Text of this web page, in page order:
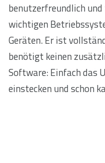
benutzerfreundlich
wichtigen
Geräten. Er ist
benötigt keinen
Software: Einfach das
einstecken und schon